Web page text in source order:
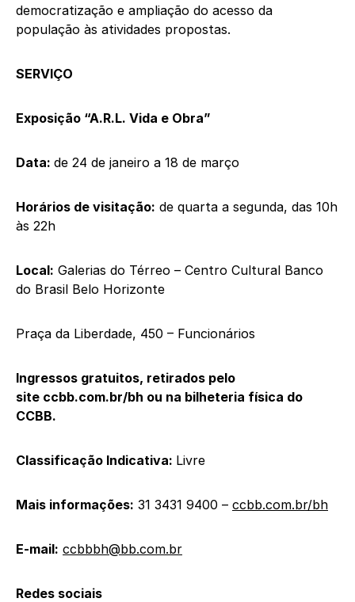
democratização e ampliação do acesso da
população às atividades propostas.
SERVIÇO
Exposição “A.R.L. Vida e Obra”
Data: de 24 de janeiro a 18 de março
Horários de visitação: de quarta a segunda, das 10h
às 22h
Local: Galerias do Térreo – Centro Cultural Banco
do Brasil Belo Horizonte
Praça da Liberdade, 450 – Funcionários
Ingressos gratuitos, retirados pelo
site ccbb.com.br/bh ou na bilheteria física do
CCBB.
Classificação Indicativa: Livre
Mais informações: 31 3431 9400 – ccbb.com.br/bh
E-mail: ccbbbh@bb.com.br
Redes sociais